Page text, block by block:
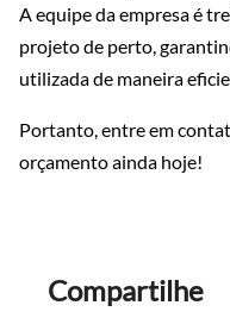
A equipe da empresa é
projeto de perto,
utilizada de maneira
Portanto, entre em
orçamento ainda hoje!
Compartilhe